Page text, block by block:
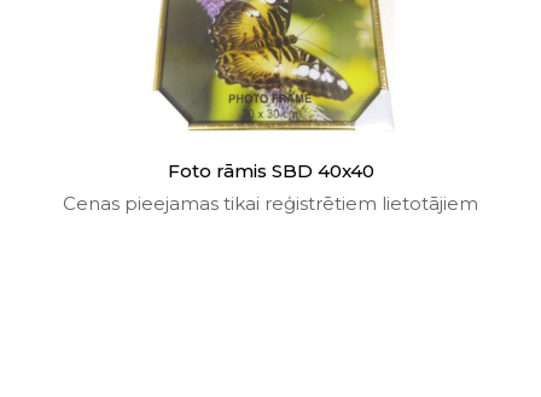
Foto rāmis SBD 40x40
Cenas pieejamas tikai reģistrētiem lietotājiem